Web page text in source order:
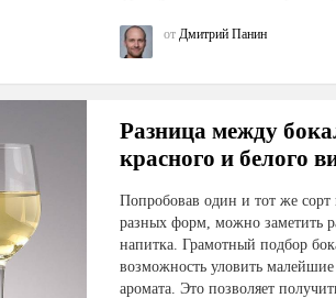
от Дмитрий Панин
Разница между
красного и белого
Попробовав один и тот же сорт
разных форм, можно заметить
напитка. Грамотный подбор
возможность уловить
аромата. Это позволяет